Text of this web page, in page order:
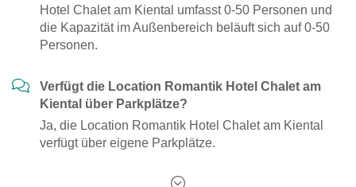
Hotel Chalet am Kiental umfasst 0-50 Personen und
die Kapazität im Außenbereich beläuft sich auf 0-50
Personen.
Verfügt die Location Romantik Hotel Chalet am
Kiental über Parkplätze?
Ja, die Location Romantik Hotel Chalet am Kiental
verfügt über eigene Parkplätze.